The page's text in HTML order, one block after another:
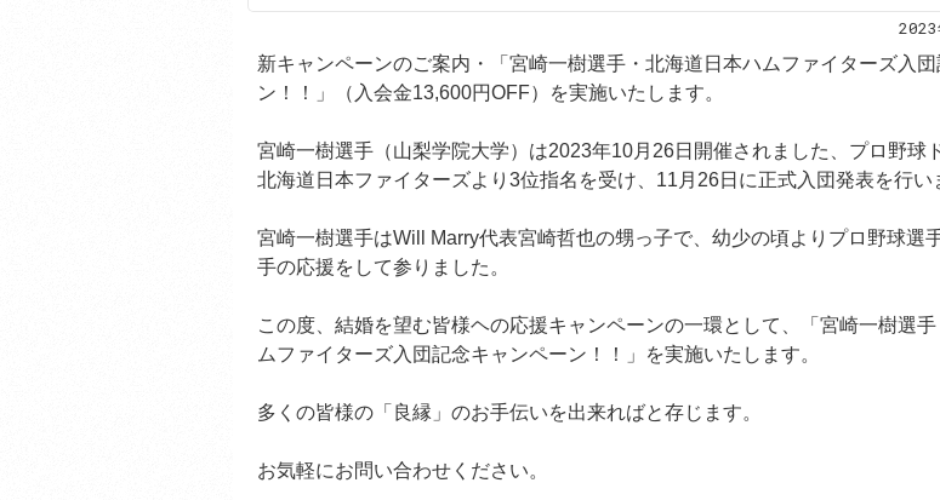
新キャンペーンのご案内・「宮崎一樹選手・北海道日本ハムファイターズ入
ン！！」（入会金13,600円OFF）を実施いたします。
宮崎一樹選手（山梨学院大学）は2023年10月26日開催されました、プロ野球
北海道日本ファイターズより3位指名を受け、11月26日に正式入団発表を行い
宮崎一樹選手はWill Marry代表宮崎哲也の甥っ子で、幼少の頃よりプロ野球選
手の応援をして参りました。
この度、結婚を望む皆様ヘの応援キャンペーンの一環として、「宮崎一樹選
ムファイターズ入団記念キャンペーン！！」を実施いたします。
多くの皆様の「良縁」のお手伝いを出来ればと存じます。
お気軽にお問い合わせください。